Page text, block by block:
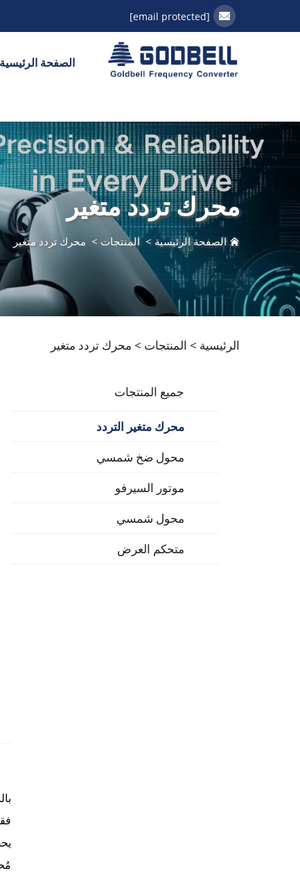
[email protected]
الصفحة الرئيسية
محرك تردد متغير
الصفحة الرئيسية >المنتجات > محرك تردد متغير
الرئيسية > المنتجات > محرك تردد متغير
جميع المنتجات
محرك متغير التردد
محول ضخ شمسي
موتور السيرفو
محول شمسي
متحكم العرض